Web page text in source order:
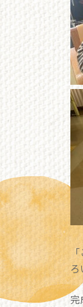
完